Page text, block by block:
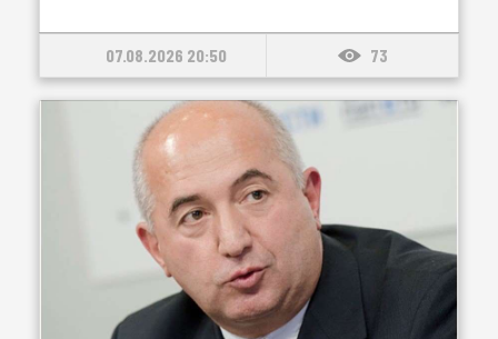
07.08.2026 20:50 73